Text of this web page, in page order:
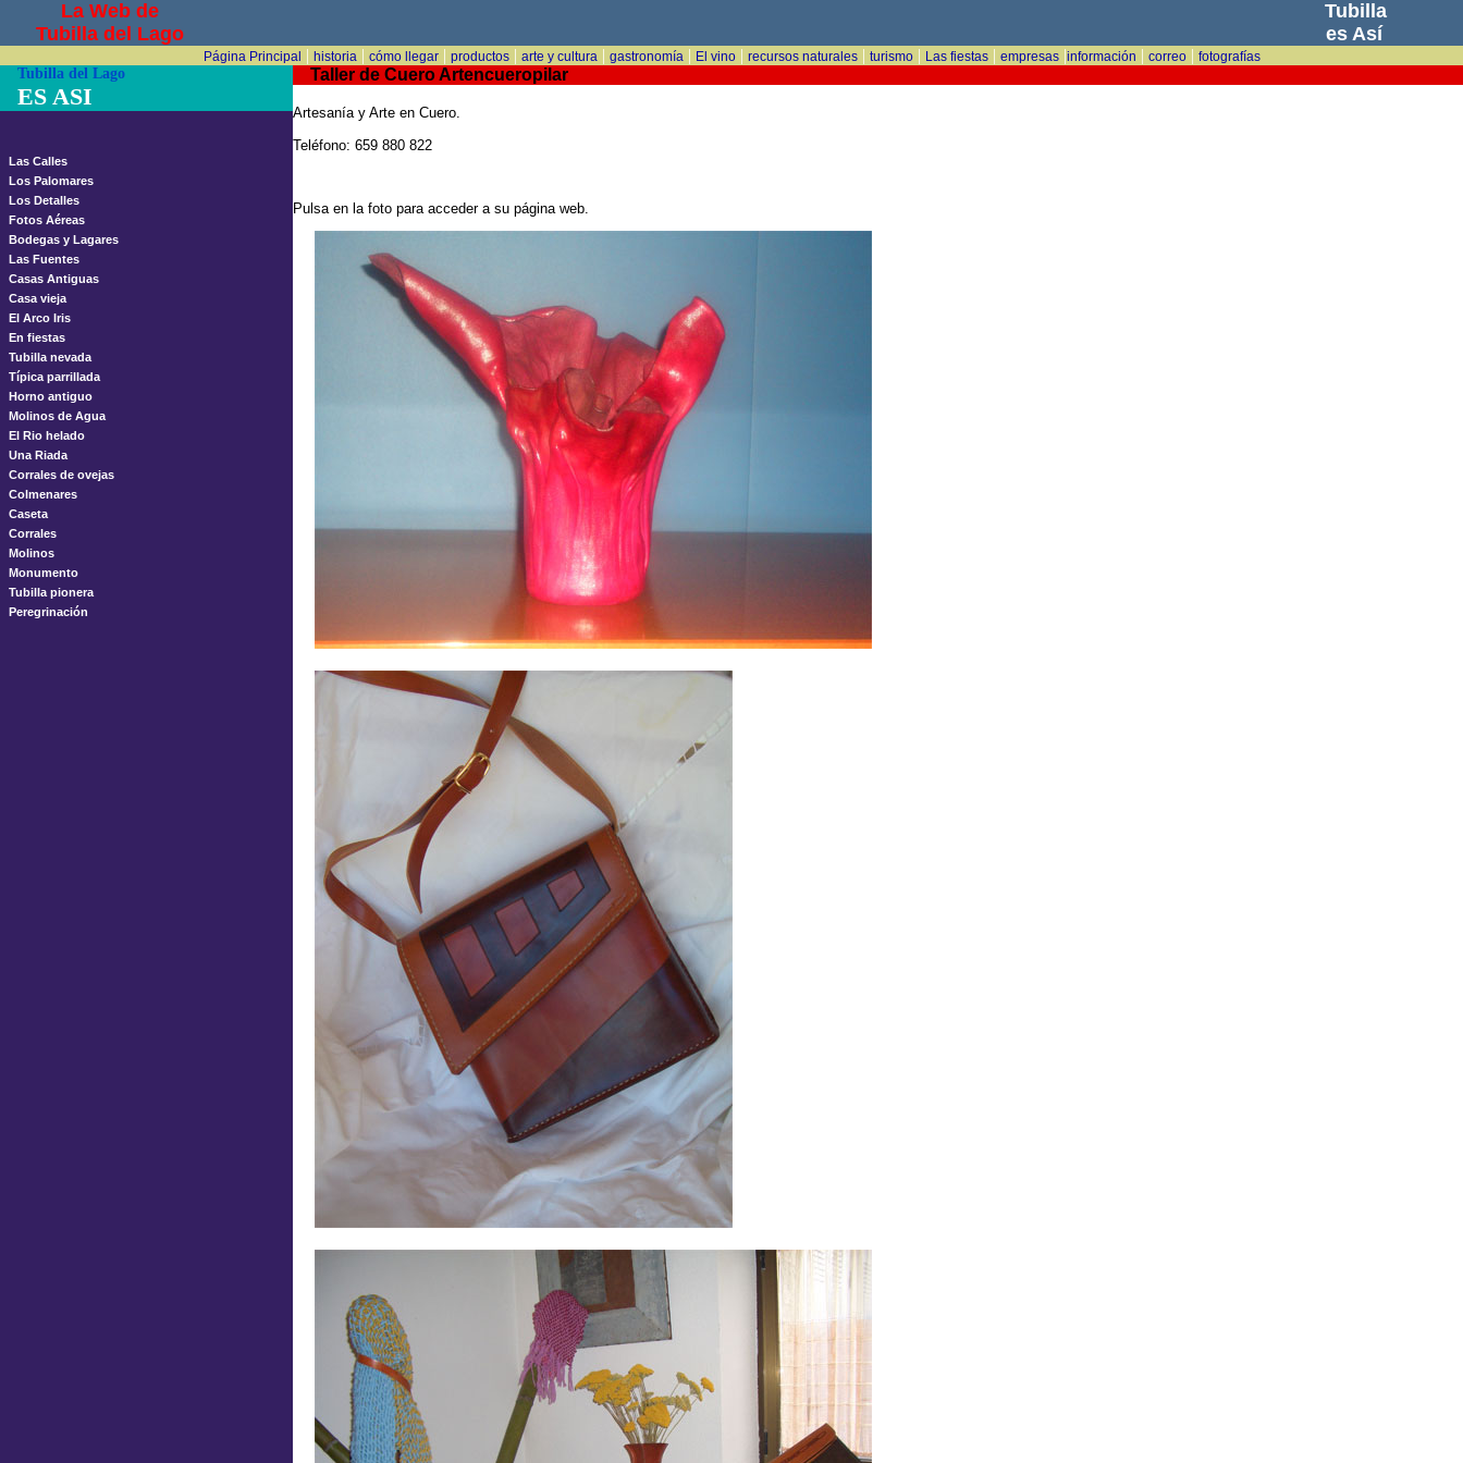
La Web de
Tubilla del Lago
Tubilla
es Así
Página Principal | historia | cómo llegar| productos| arte y cultura | gastronomía | El vino| recursos naturales| turismo| Las fiestas| empresas|información | correo| fotografías
Tubilla del Lago
ES ASI
Las Calles
Los Palomares
Los Detalles
Fotos Aéreas
Bodegas y Lagares
Las Fuentes
Casas Antiguas
Casa vieja
El Arco Iris
En fiestas
Tubilla nevada
Típica parrillada
Horno antiguo
Molinos de Agua
El Rio helado
Una Riada
Corrales de ovejas
Colmenares
Caseta
Corrales
Molinos
Monumento
Tubilla pionera
Peregrinación
Taller de Cuero Artencueropilar
Artesanía y Arte en Cuero.
Teléfono: 659 880 822
Pulsa en la foto para acceder a su página web.